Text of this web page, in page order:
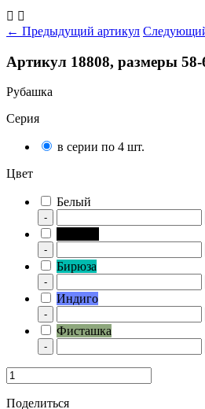
 
← Предыдущий артикул
Артикул 18808, размеры 58-
Рубашка
Серия
в серии по 4 шт.
Цвет
Белый
-
-
Бирюза
-
Индиго
-
Фисташка
-
Поделиться